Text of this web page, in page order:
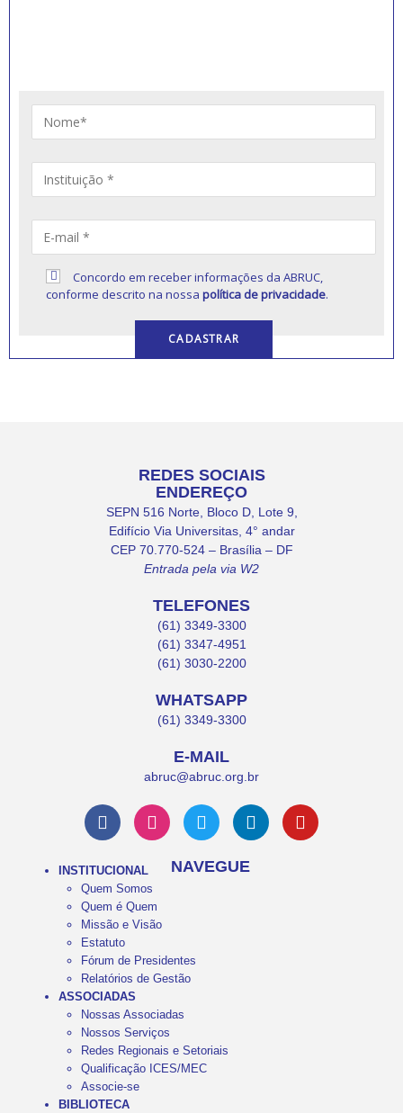
Concordo em receber informações da ABRUC,
conforme descrito na nossapolítica de privacidade.
REDES SOCIAIS
ENDEREÇO
SEPN 516 Norte, Bloco D, Lote 9,
Edifício Via Universitas, 4° andar
CEP 70.770-524 – Brasília – DF
Entrada pela via W2
TELEFONES
(61) 3349-3300
(61) 3347-4951
(61) 3030-2200
WHATSAPP
(61) 3349-3300
E-MAIL
abruc@abruc.org.br
NAVEGUE
INSTITUCIONAL
Quem Somos
Quem é Quem
Missão e Visão
Estatuto
Fórum de Presidentes
Relatórios de Gestão
ASSOCIADAS
Nossas Associadas
Nossos Serviços
Redes Regionais e Setoriais
Qualificação ICES/MEC
Associe-se
BIBLIOTECA